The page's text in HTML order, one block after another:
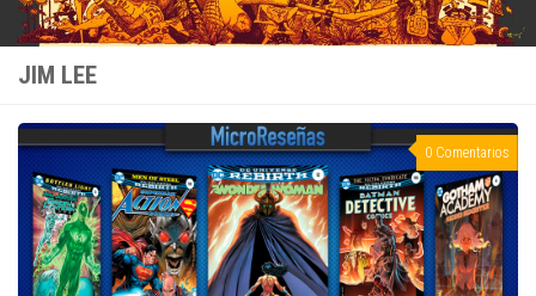
JIM LEE
0 Comentarios